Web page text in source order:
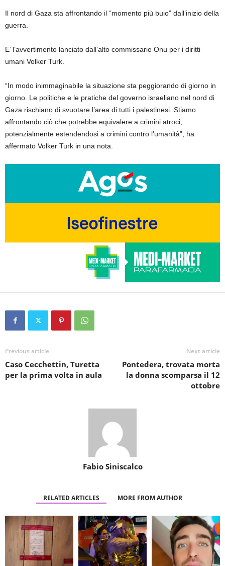
Il nord di Gaza sta affrontando il “momento più buio” dall’inizio della
guerra.
E’ l’avvertimento lanciato dall’alto commissario Onu per i diritti
umani Volker Turk.
“In modo inimmaginabile la situazione sta peggiorando di giorno in
giorno. Le politiche e le pratiche del governo israeliano nel nord di
Gaza rischiano di svuotare l’area di tutti i palestinesi. Stiamo
affrontando ciò che potrebbe equivalere a crimini atroci,
potenzialmente estendendosi a crimini contro l’umanità”, ha
affermato Volker Turk in una nota.
Previous article
Caso Cecchettin, Turetta
per la prima volta in aula
Next article
Pontedera, trovata morta
la donna scomparsa il 12
ottobre
Fabio Siniscalco
RELATED ARTICLES MORE FROM AUTHOR